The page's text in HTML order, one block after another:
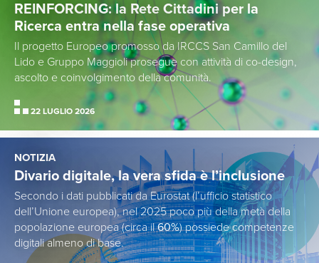
REINFORCING: la Rete Cittadini per la
Ricerca entra nella fase operativa
Il progetto Europeo promosso da IRCCS San Camillo del
Lido e Gruppo Maggioli prosegue con attività di co-design,
ascolto e coinvolgimento della comunità.
22 LUGLIO 2026
NOTIZIA
Divario digitale, la vera sfida è l’inclusione
Secondo i dati pubblicati da Eurostat (l’ufficio statistico
dell’Unione europea), nel 2025 poco più della metà della
popolazione europea (circa il60%) possiede competenze
digitali almeno di base.